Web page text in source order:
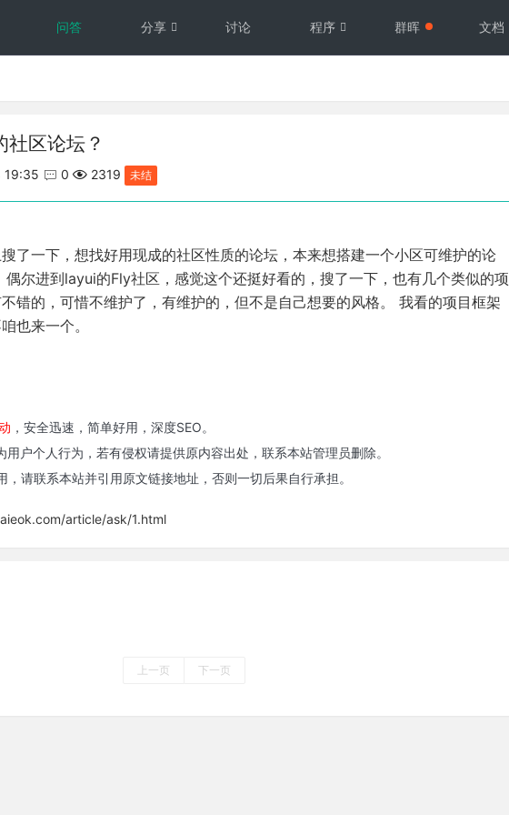
问答 分享 讨论 程序 群晖 文档
社区论坛？
19:35  0  2319 未结
了一下，想找好用现成的社区性质的论坛，本来想搭建一个小区可维护的论
尔进到layui的Fly社区，感觉这个还挺好看的，搜了一下，也有几个类似的项
错的，可惜不维护了，有维护的，但不是自己想要的风格。 我看的项目框架
也来一个。
，安全迅速，简单好用，深度SEO。
户个人行为，若有侵权请提供原内容出处，联系本站管理员删除。
请联系本站并引用原文链接地址，否则一切后果自行承担。
article/ask/1.html
上一页 下一页